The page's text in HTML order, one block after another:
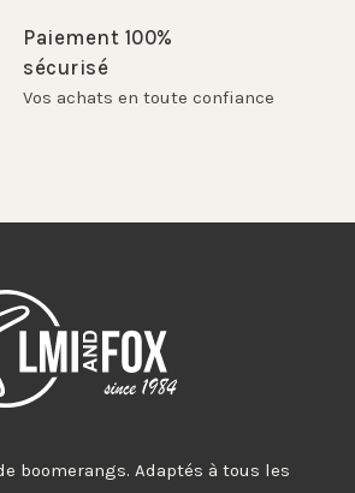
Paiement 100%
sécurisé
Vos achats en toute confiance
boomerangs. Adaptés à tous les